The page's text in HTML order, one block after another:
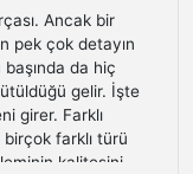
Ancak bir
pek çok detayın
da hiç
gelir. İşte
girer. Farklı
farklı türü
kalitesini